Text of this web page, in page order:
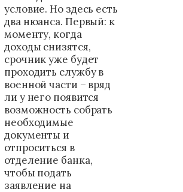
условие. Но здесь есть
два нюанса. Первый: к
моменту, когда
доходы снизятся,
срочник уже будет
проходить службу в
военной части – вряд
ли у него появится
возможность собрать
необходимые
документы и
отпроситься в
отделение банка,
чтобы подать
заявление на